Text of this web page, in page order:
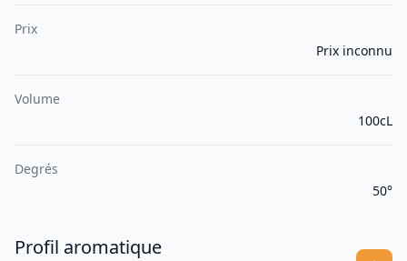
Prix
Prix inconnu
Volume
100cL
Degrés
50°
Profil aromatique